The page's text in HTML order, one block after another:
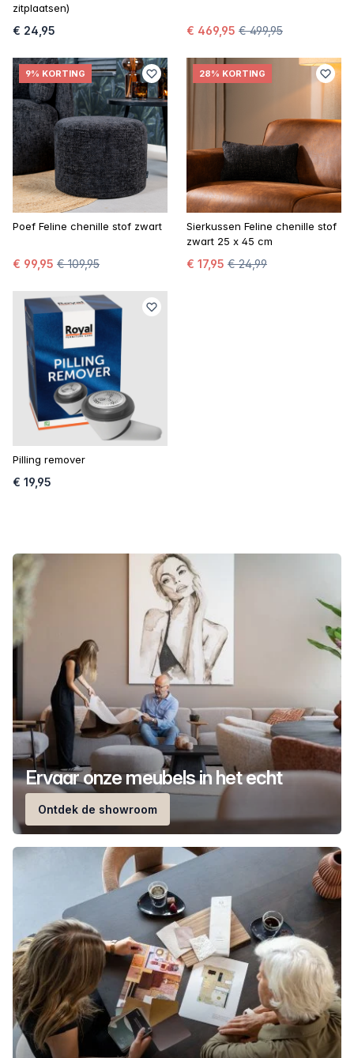
zitplaatsen)
€ 24,95 € 469,95 € 499,95
9% KORTING
Poef Feline chenille stof zwart
€ 99,95 € 109,95
28% KORTING
Sierkussen Feline chenille stof
zwart 25 x 45 cm
€ 17,95 € 24,99
Pilling remover
€ 19,95
Ervaar onze meubels in het echt
Ontdek de showroom